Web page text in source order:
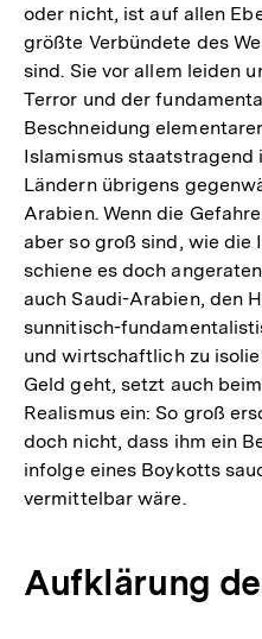
oder nicht, ist auf allen
größte Verbündete des
sind. Sie vor allem leiden
Terror und der
Beschneidung
Islamismus staatstragend
Ländern übrigens
Arabien. Wenn die
aber so groß sind, wie
schiene es doch
auch Saudi-Arabien, den
sunnitisch-
und wirtschaftlich zu
Geld geht, setzt auch
Realismus ein: So groß
doch nicht, dass ihm ein
infolge eines Boykotts
vermittelbar wäre.
Aufklärung